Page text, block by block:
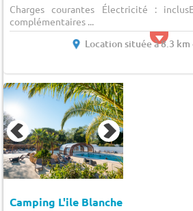
Charges courantes Électricité :
complémentaires ...
Location située à 8.3
Camping L'ile Blanche